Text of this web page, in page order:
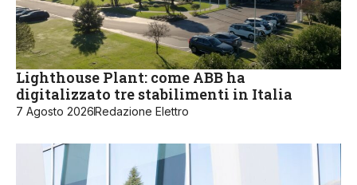
Lighthouse Plant: come ABB ha
digitalizzato tre stabilimenti in Italia
7 Agosto 2026Redazione Elettro